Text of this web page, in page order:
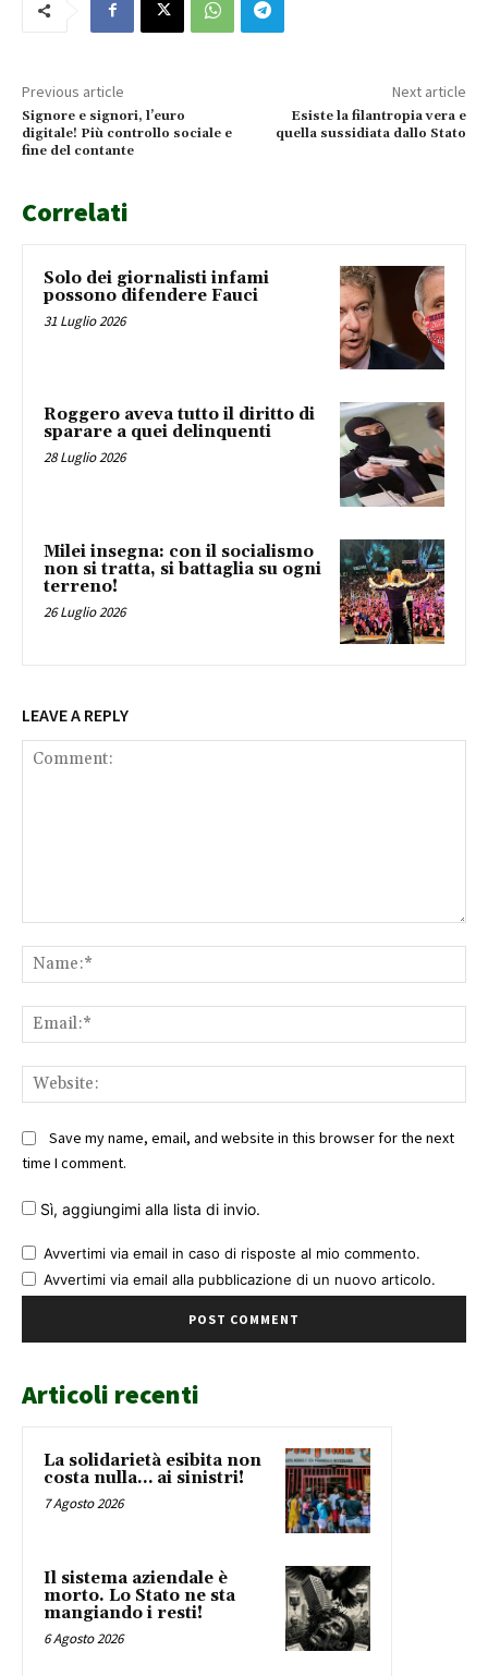
Previous article
Signore e signori, l’euro
digitale! Più controllo sociale e
fine del contante
Next article
Esiste la filantropia vera e
quella sussidiata dallo Stato
Correlati
Solo dei giornalisti infami
possono difendere Fauci
31 Luglio 2026
Roggero aveva tutto il diritto di
sparare a quei delinquenti
28 Luglio 2026
Milei insegna: con il socialismo
non si tratta, si battaglia su ogni
terreno!
26 Luglio 2026
LEAVE A REPLY
Save my name, email, and website in this browser for the next
time I comment.
Sì, aggiungimi alla lista di invio.
Avvertimi via email in caso di risposte al mio commento.
Avvertimi via email alla pubblicazione di un nuovo articolo.
Articoli recenti
La solidarietà esibita non
costa nulla… ai sinistri!
7 Agosto 2026
Il sistema aziendale è
morto. Lo Stato ne sta
mangiando i resti!
6 Agosto 2026